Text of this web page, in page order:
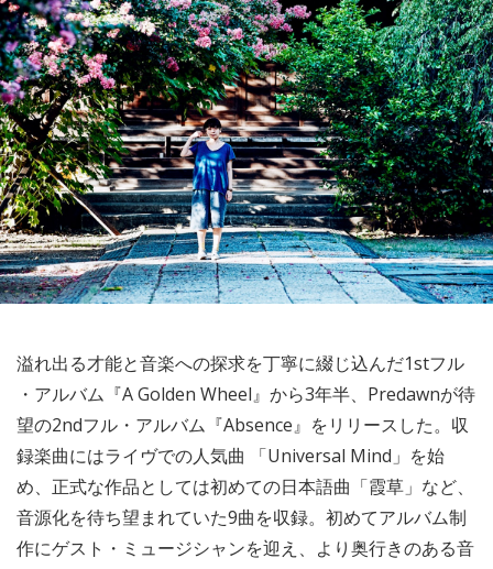
溢れ出る才能と音楽への探求を丁寧に綴じ込んだ1stフル
・アルバム『A Golden Wheel』から3年半、Predawnが待
望の2ndフル・アルバム『Absence』をリリースした。収
録楽曲にはライヴでの人気曲 「Universal Mind」を始
め、正式な作品としては初めての日本語曲「霞草」など、
音源化を待ち望まれていた9曲を収録。初めてアルバム制
作にゲスト・ミュージシャンを迎え、より奥行きのある音